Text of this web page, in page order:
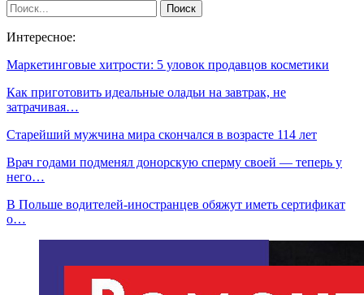
Интересное:
Маркетинговые хитрости: 5 уловок продавцов косметики
Как приготовить идеальные оладьи на завтрак, не
затрачивая…
Старейший мужчина мира скончался в возрасте 114 лет
Врач годами подменял донорскую сперму своей — теперь у
него…
В Польше водителей-иностранцев обяжут иметь сертификат
о…